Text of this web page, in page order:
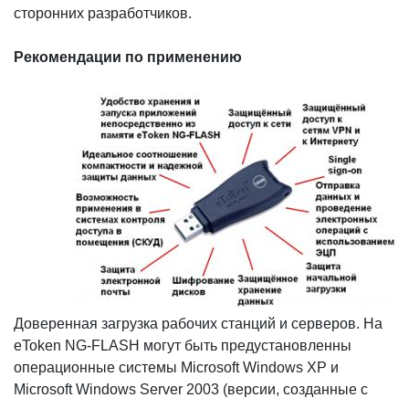
сторонних разработчиков.
Рекомендации по применению
Доверенная загрузка рабочих станций и серверов. На
eToken NG-FLASH могут быть предустановленны
операционные системы Microsoft Windows XP и
Microsoft Windows Server 2003 (версии, созданные с